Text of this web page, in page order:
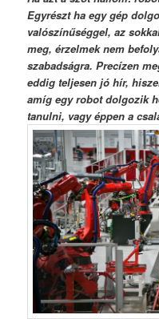
Egyrészt ha egy gép
valószínűséggel, az
meg, érzelmek nem
szabadságra. Precízen
eddig teljesen jó hír,
amíg egy robot dolgozik
tanulni, vagy éppen a